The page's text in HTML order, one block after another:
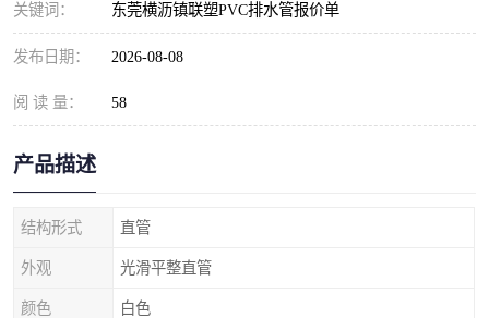
关键词： 东莞横沥镇联塑PVC排水管报价单
发布日期： 2026-08-08
阅 读 量： 58
产品描述
结构形式 直管
外观 光滑平整直管
颜色 白色